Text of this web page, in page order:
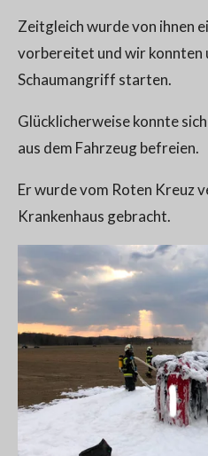
Zeitgleich wurde von ihnen
vorbereitet und wir konnten
Schaumangriff starten.
Glücklicherweise konnte
aus dem Fahrzeug befreien.
Er wurde vom Roten Kreuz
Krankenhaus gebracht.